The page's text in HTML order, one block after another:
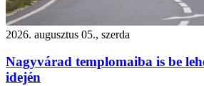
2026. augusztus 05., szerda
Nagyvárad templomaiba is be
idején